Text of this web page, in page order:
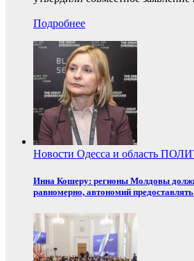
Подробнее
Новости Одесса и область
Инна Кошеру: регионы Молдовы
равномерно, автономий